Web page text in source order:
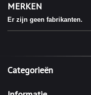
MERKEN
Er zijn geen fabrikanten.
Categorieën